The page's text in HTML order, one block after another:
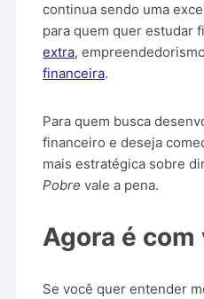
continua sendo uma
para quem quer estudar
extra,
financeira.
Para quem busca
financeiro e deseja
mais estratégica sobre
Pobre vale a pena.
Agora é com
Se você quer entender